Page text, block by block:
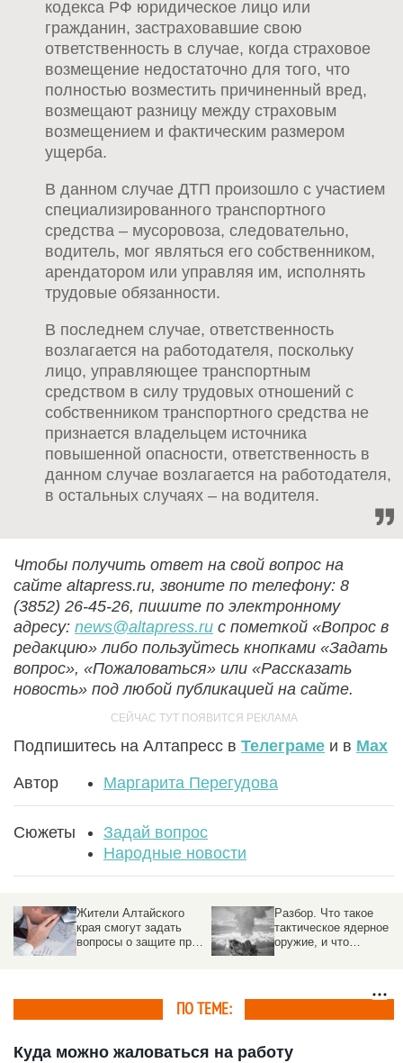
кодекса РФ юридическое лицо или
гражданин, застраховавшие свою
ответственность в случае, когда страховое
возмещение недостаточно для того, что
полностью возместить причиненный вред,
возмещают разницу между страховым
возмещением и фактическим размером
ущерба.
В данном случае ДТП произошло с участием
специализированного транспортного
средства – мусоровоза, следовательно,
водитель, мог являться его собственником,
арендатором или управляя им, исполнять
трудовые обязанности.
В последнем случае, ответственность
возлагается на работодателя, поскольку
лицо, управляющее транспортным
средством в силу трудовых отношений с
собственником транспортного средства не
признается владельцем источника
повышенной опасности, ответственность в
данном случае возлагается на работодателя,
в остальных случаях – на водителя.
Чтобы получить ответ на свой вопрос на
сайте altapress.ru, звоните по телефону: 8
(3852) 26-45-26, пишите по электронному
адресу: news@altapress.ru с пометкой «Вопрос в
редакцию» либо пользуйтесь кнопками «Задать
вопрос», «Пожаловаться» или «Рассказать
новость» под любой публикацией на сайте.
Подпишитесь на Алтапресс в Телеграме и в Max
Автор Маргарита Перегудова
Сюжеты
Задай вопрос
Народные новости
Жители Алтайского
края смогут задать
вопросы о защите прав
Разбор. Что такое
тактическое ядерное
оружие, и что
ПО ТЕМЕ:
Куда можно жаловаться на работу